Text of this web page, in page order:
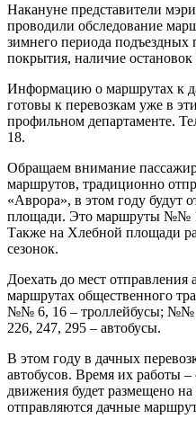
Накануне представители
проводили обследование
зимнего периода подъездных
покрытия, наличие остановок
Информацию о маршрутах к
готовы к перевозкам уже в
профильном департаменте.
18.
Обращаем внимание
маршрутов, традиционно
«Аврора», в этом году будут
площади. Это маршруты №№
Также на Хлебной площади
сезонок.
Доехать до мест
маршрутах общественного
№№ 6, 16 – троллейбусы; №№
226, 247, 295 – автобусы.
В этом году в дачных
автобусов. Время их работы
движения будет размещено на
отправляются дачные